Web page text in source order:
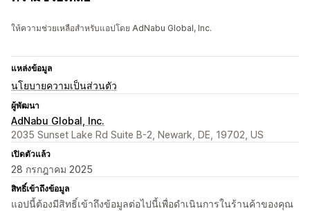
ให้ความช่วยเหลือสำหรับแอปโดย AdNabu Global, Inc.
แหล่งข้อมูล
นโยบายความเป็นส่วนตัว
ผู้พัฒนา
AdNabu Global, Inc.
2035 Sunset Lake Rd Suite B-2, Newark, DE, 19702, US
เปิดตัวแล้ว
28 กรกฎาคม 2025
สิทธิ์เข้าถึงข้อมูล
แอปนี้ต้องมีสิทธิ์เข้าถึงข้อมูลต่อไปนี้เพื่อดำเนินการในร้านค้าของคุณ